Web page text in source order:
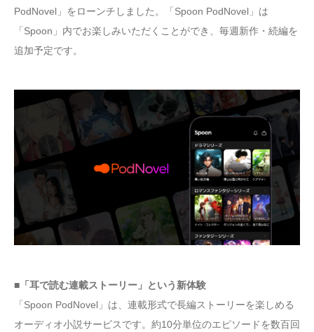
PodNovel」をローンチしました。「Spoon PodNovel」は
「Spoon」内でお楽しみいただくことができ、毎週新作・続編を
追加予定です。
■「耳で読む連載ストーリー」という新体験
「Spoon PodNovel」は、連載形式で長編ストーリーを楽しめる
オーディオ小説サービスです。約10分単位のエピソードを数百回